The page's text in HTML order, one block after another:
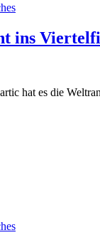
ins
hat es die